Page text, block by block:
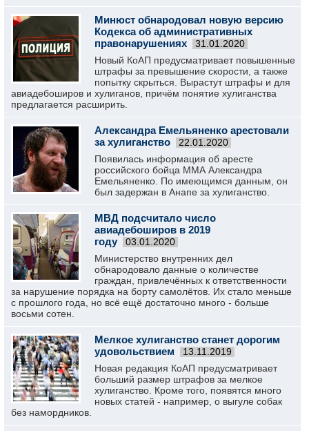
Минюст обнародовал новую версию
Кодекса об административных
правонарушениях
31.01.2020
Новый КоАП предусматривает повышенные
штрафы за превышение скорости, а также
попытку скрыться. Вырастут штрафы и для
авиадебоширов и хулиганов, причём понятие хулиганства
предлагается расширить.
Александра Емельяненко арестовали
за хулиганство
22.01.2020
Появилась информация об аресте
российского бойца ММА Александра
Емельяненко. По имеющимся данным, он
был задержан в Анапе за хулиганство.
МВД подсчитало число
авиадебоширов в 2019
году
03.01.2020
Министерство внутренних дел
обнародовало данные о количестве
граждан, привлечённых к ответственности
за нарушение порядка на борту самолётов. Их стало меньше
с прошлого года, но всё ещё достаточно много - больше
восьми сотен.
Мелкое хулиганство станет дорогим
удовольствием
13.11.2019
Новая редакция КоАП предусматривает
больший размер штрафов за мелкое
хулиганство. Кроме того, появятся много
новых статей - например, о выгуле собак
без намордников.